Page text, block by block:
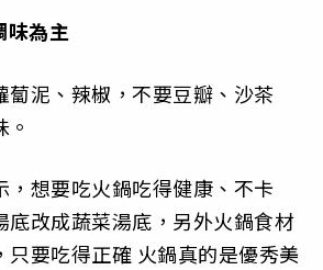
味為主
蔔泥、辣椒，不要豆瓣、沙茶
，想要吃火鍋吃得健康、不卡
底改成蔬菜湯底，另外火鍋食材
只要吃得正確 火鍋真的是優秀美